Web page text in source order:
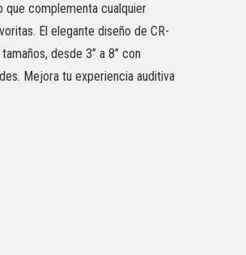
que complementa cualquier
El elegante diseño de CR-
desde 3” a 8” con
Mejora tu experiencia auditiva